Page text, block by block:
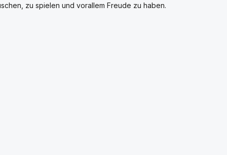
zu spielen und vorallem Freude zu haben.